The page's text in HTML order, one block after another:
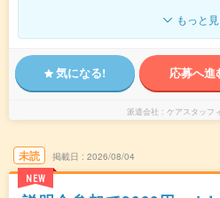
もっと
気になる! 応募へ進
派遣会社 ケアスタッフ
未読
NEW
掲載日 2026/08/04